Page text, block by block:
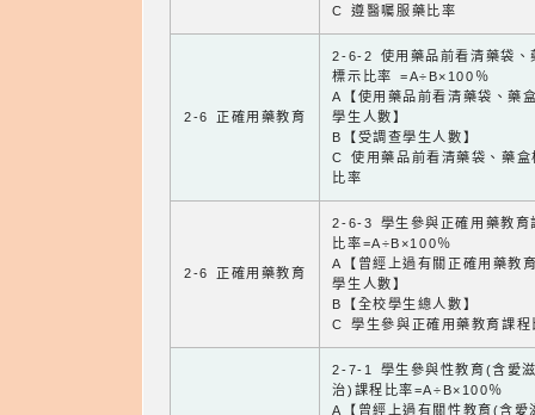
C 遵醫囑服藥比率
2-6 正確用藥教育
2-6-2 使用藥品前看清藥袋、
標示比率 =A÷B×100％
A【使用藥品前看清藥袋、藥
學生人數】
B【受調查學生人數】
C 使用藥品前看清藥袋、藥盒
比率
2-6 正確用藥教育
2-6-3 學生參與正確用藥教育
比率=A÷B×100％
A【曾經上過有關正確用藥教
學生人數】
B【全校學生總人數】
C 學生參與正確用藥教育課程
2-7-1 學生參與性教育(含愛
治)課程比率=A÷B×100％
A【曾經上過有關性教育(含愛